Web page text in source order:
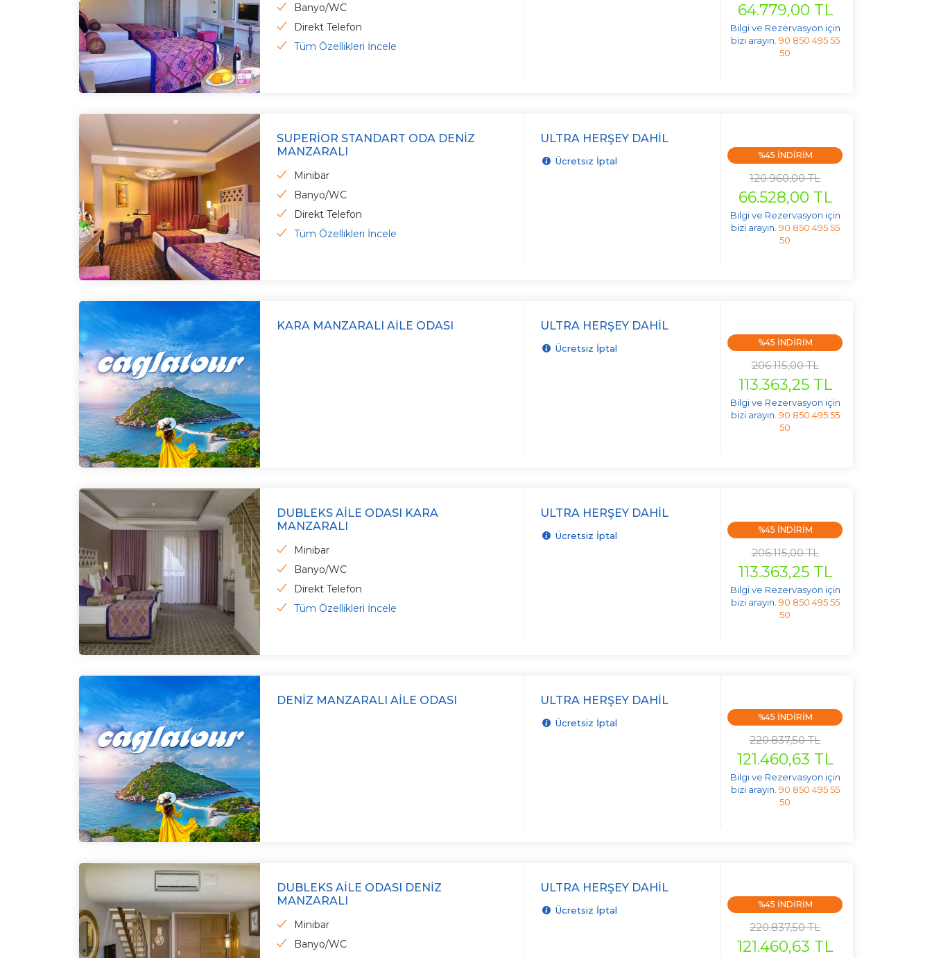
Banyo/WC
Direkt Telefon
Tüm Özellikleri İncele
64.779,00 TL
Bilgi ve Rezervasyon için
bizi arayın. 90 850 495 55
50
SUPERIOR STANDART ODA DENIZ
MANZARALI
Minibar
Banyo/WC
Direkt Telefon
Tüm Özellikleri İncele
ULTRA HERŞEY DAHIL
Ücretsiz İptal
%45 INDIRIM
120.960,00 TL
66.528,00 TL
Bilgi ve Rezervasyon için
bizi arayın. 90 850 495 55
50
KARA MANZARALI AILE ODASI ULTRA HERŞEY DAHIL
Ücretsiz İptal
%45 INDIRIM
206.115,00 TL
113.363,25 TL
Bilgi ve Rezervasyon için
bizi arayın. 90 850 495 55
50
DUBLEKS AILE ODASI KARA
MANZARALI
Minibar
Banyo/WC
Direkt Telefon
Tüm Özellikleri İncele
ULTRA HERŞEY DAHIL
Ücretsiz İptal
%45 INDIRIM
206.115,00 TL
113.363,25 TL
Bilgi ve Rezervasyon için
bizi arayın. 90 850 495 55
50
DENIZ MANZARALI AILE ODASI ULTRA HERŞEY DAHIL
Ücretsiz İptal
%45 INDIRIM
220.837,50 TL
121.460,63 TL
Bilgi ve Rezervasyon için
bizi arayın. 90 850 495 55
50
DUBLEKS AILE ODASI DENIZ
MANZARALI
Minibar
Banyo/WC
ULTRA HERŞEY DAHIL
Ücretsiz İptal
%45 INDIRIM
220.837,50 TL
121.460,63 TL